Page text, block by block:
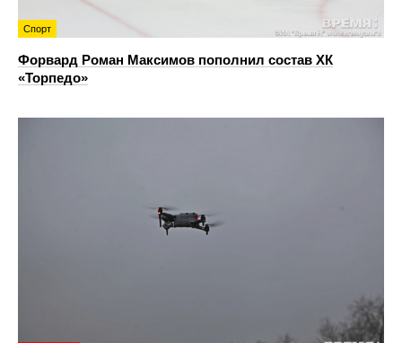
Спорт
Форвард Роман Максимов пополнил состав ХК
«Торпедо»